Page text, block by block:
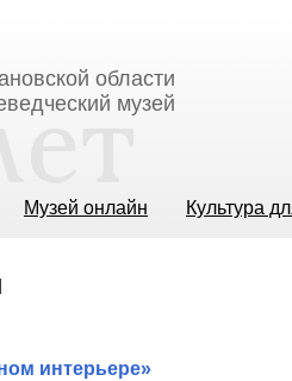
области
музей
Музей онлайн Культура
интерьере»